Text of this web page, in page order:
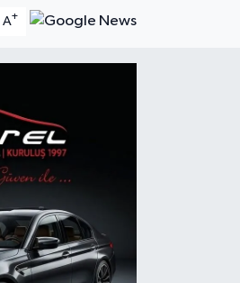
A+